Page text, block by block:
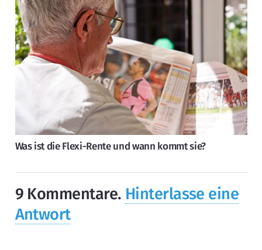
Was ist die Flexi-Rente und wann kommt sie?
9 Kommentare. Hinterlasse eine
Antwort